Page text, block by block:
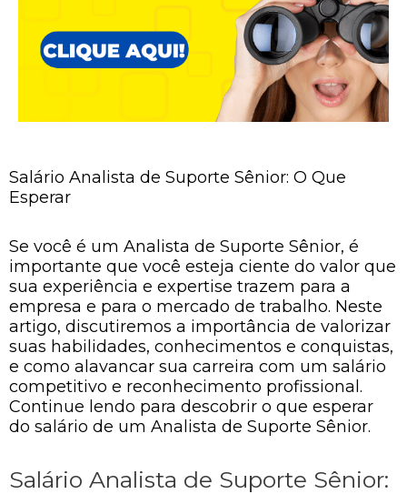
Salário Analista de Suporte Sênior: O Que
Esperar
Se você é um Analista de Suporte Sênior, é
importante que você esteja ciente do valor que
sua experiência e expertise trazem para a
empresa e para o mercado de trabalho. Neste
artigo, discutiremos a importância de valorizar
suas habilidades, conhecimentos e conquistas,
e como alavancar sua carreira com um salário
competitivo e reconhecimento profissional.
Continue lendo para descobrir o que esperar
do salário de um Analista de Suporte Sênior.
Salário Analista de Suporte Sênior: